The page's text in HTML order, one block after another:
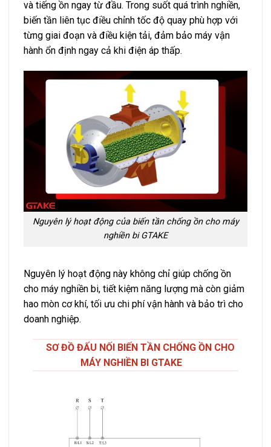
và tiếng ồn ngay từ đầu. Trong suốt quá trình nghiền,
biến tần liên tục điều chỉnh tốc độ quay phù hợp với
từng giai đoạn và điều kiện tải, đảm bảo máy vận
hành ổn định ngay cả khi điện áp thấp.
Nguyên lý hoạt động của biến tần chống ồn cho máy
nghiền bi GTAKE
Nguyên lý hoạt động này không chỉ giúp chống ồn
cho máy nghiền bi, tiết kiệm năng lượng mà còn giảm
hao mòn cơ khí, tối ưu chi phí vận hành và bảo trì cho
doanh nghiệp.
SƠ ĐỒ ĐẤU NỐI BIẾN TẦN CHỐNG ỒN CHO
MÁY NGHIỀN BI GTAKE